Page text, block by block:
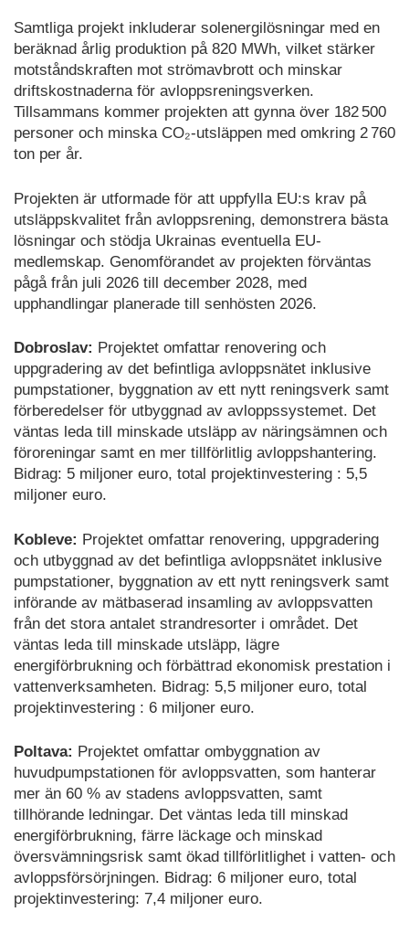
Samtliga projekt inkluderar solenergilösningar med en
beräknad årlig produktion på 820 MWh, vilket stärker
motståndskraften mot strömavbrott och minskar
driftskostnaderna för avloppsreningsverken.
Tillsammans kommer projekten att gynna över 182 500
personer och minska CO₂-utsläppen med omkring 2 760
ton per år.
Projekten är utformade för att uppfylla EU:s krav på
utsläppskvalitet från avloppsrening, demonstrera bästa
lösningar och stödja Ukrainas eventuella EU-
medlemskap. Genomförandet av projekten förväntas
pågå från juli 2026 till december 2028, med
upphandlingar planerade till senhösten 2026.
Dobroslav: Projektet omfattar renovering och
uppgradering av det befintliga avloppsnätet inklusive
pumpstationer, byggnation av ett nytt reningsverk samt
förberedelser för utbyggnad av avloppssystemet. Det
väntas leda till minskade utsläpp av näringsämnen och
föroreningar samt en mer tillförlitlig avloppshantering.
Bidrag: 5 miljoner euro, total projektinvestering : 5,5
miljoner euro.
Kobleve: Projektet omfattar renovering, uppgradering
och utbyggnad av det befintliga avloppsnätet inklusive
pumpstationer, byggnation av ett nytt reningsverk samt
införande av mätbaserad insamling av avloppsvatten
från det stora antalet strandresorter i området. Det
väntas leda till minskade utsläpp, lägre
energiförbrukning och förbättrad ekonomisk prestation i
vattenverksamheten. Bidrag: 5,5 miljoner euro, total
projektinvestering : 6 miljoner euro.
Poltava: Projektet omfattar ombyggnation av
huvudpumpstationen för avloppsvatten, som hanterar
mer än 60 % av stadens avloppsvatten, samt
tillhörande ledningar. Det väntas leda till minskad
energiförbrukning, färre läckage och minskad
översvämningsrisk samt ökad tillförlitlighet i vatten- och
avloppsförsörjningen. Bidrag: 6 miljoner euro, total
projektinvestering: 7,4 miljoner euro.